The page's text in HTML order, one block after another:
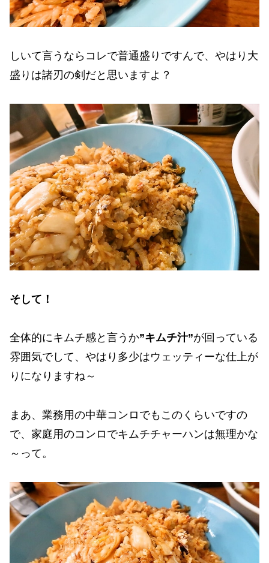
しいて言うならコレで普通盛りですんで、やはり大
盛りは諸刃の剣だと思いますよ？
そして！
全体的にキムチ感と言うか”キムチ汁”が回っている
雰囲気でして、やはり多少はウェッティーな仕上が
りになりますね～
まあ、業務用の中華コンロでもこのくらいですの
で、家庭用のコンロでキムチチャーハンは無理かな
～って。